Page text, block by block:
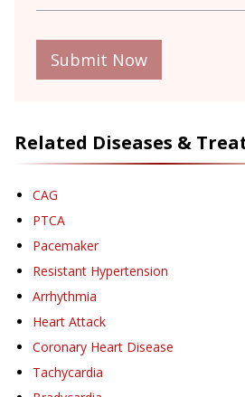
Submit Now
Related Diseases &
CAG
PTCA
Pacemaker
Resistant Hypertension
Arrhythmia
Heart Attack
Coronary Heart Disease
Tachycardia